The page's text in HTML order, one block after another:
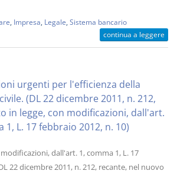
Impresa Legale Sistema bancario
continua a leggere
urgenti per l'efficienza della
(DL 22 dicembre 2011, n. 212,
in legge, con modificazioni, dall'art.
1, L. 17 febbraio 2012, n. 10)
dall'art. 1, comma 1, L. 17
22 dicembre 2011, n. 212, recante, nel nuovo